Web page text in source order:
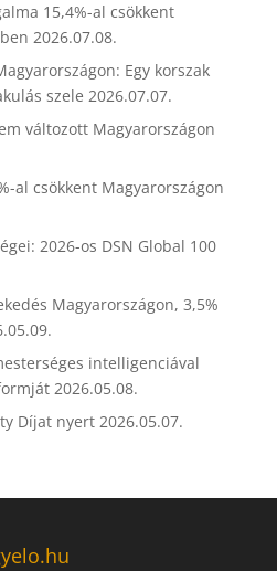
15,4%-al csökkent
2026.07.08.
Egy korszak
szele 2026.07.07.
változott Magyarországon
al csökkent Magyarországon
2026-os DSN Global 100
Magyarországon, 3,5%
intelligenciával
2026.05.08.
Díjat nyert 2026.05.07.